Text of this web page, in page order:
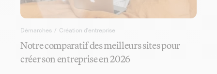
Démarches / Création d'entreprise
Notre comparatif des meilleurs sites pour
créer son entreprise en 2026